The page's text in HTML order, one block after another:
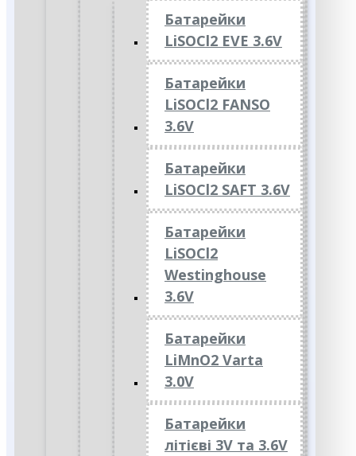
Батарейки
LiSOCl2 EVE 3.6V
Батарейки
LiSOCl2 FANSO
3.6V
Батарейки
LiSOCl2 SAFT 3.6V
Батарейки
LiSOCl2
Westinghouse
3.6V
Батарейки
LiMnO2 Varta
3.0V
Батарейки
літієві 3V та 3.6V